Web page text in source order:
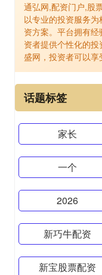
通弘网,配资门户,股
以专业的投资服务
资方案。平台拥有
资者提供个性化的
盛网，投资者可以享
话题标签
家长
一个
2026
新巧牛配资
新宝股票配资